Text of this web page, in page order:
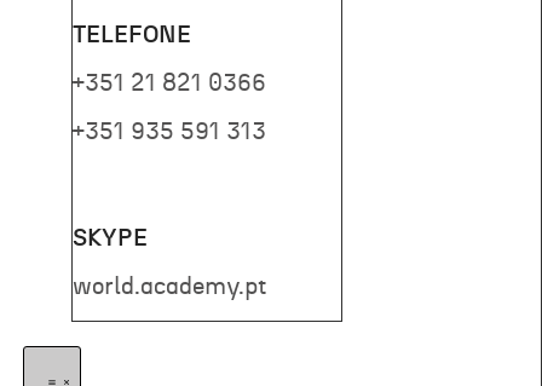
TELEFONE
+351 21 821 0366
+351 935 591 313
SKYPE
world.academy.pt